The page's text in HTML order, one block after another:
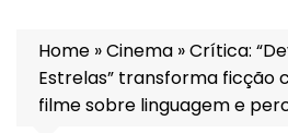
Home »Cinema »Crítica:
Estrelas” transforma ficção
filme sobre linguagem e